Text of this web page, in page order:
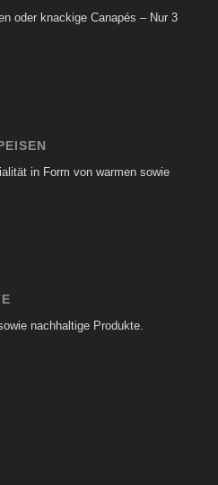
oder knackige Canapés – Nur 3
in Form von warmen sowie
nachhaltige Produkte.